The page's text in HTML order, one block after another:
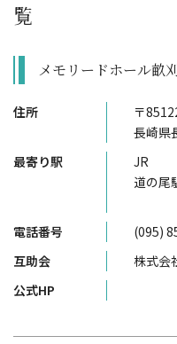
覧
メモリードホール畝
住所
〒
長崎県
最寄り駅
JR
道の尾
電話番号
(095)
互助会
株式会
公式HP